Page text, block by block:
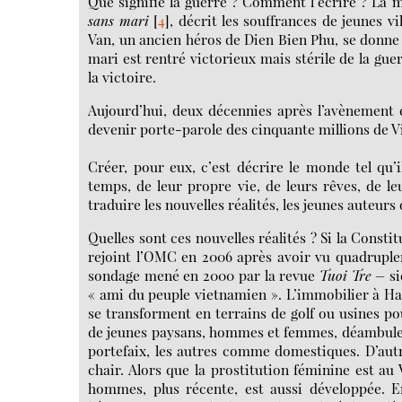
sans mari[4], décrit les souffrances de jeunes
Van, un ancien héros de Dien Bien Phu, se
mari est rentré victorieux mais stérile de la
la victoire.
Aujourd’hui, deux décennies après
devenir porte-parole des cinquante millions de
Créer, pour eux, c’est décrire le monde tel
temps, de leur propre vie, de leurs rêves, de
traduire les nouvelles réalités, les jeunes
Quelles sont ces nouvelles réalités ? Si la
rejoint l’OMC en 2006 après avoir vu
sondage mené en 2000 par la revue Tuoi Tre –
« ami du peuple vietnamien ». L’immobilier à
se transforment en terrains de golf ou usines
de jeunes paysans, hommes et femmes,
portefaix, les autres comme domestiques.
chair. Alors que la prostitution féminine est au
hommes, plus récente, est aussi